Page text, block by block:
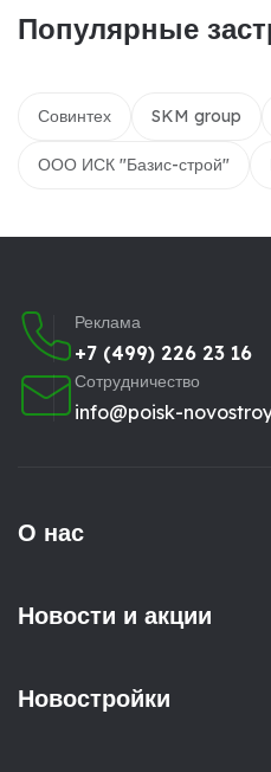
Популярные
Совинтех SKM group
ООО ИСК "Базис-строй"
Реклама
+7 (499) 226 23 16
Сотрудничество
info@poisk-
О нас
Новости и акции
Новостройки